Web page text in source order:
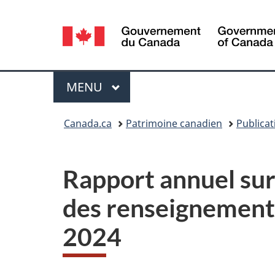
Sélection
de
la
langue
Menu
MENU PRINCIPAL
Canada.ca Patrimoine canadien
Rapport annuel
des
2024